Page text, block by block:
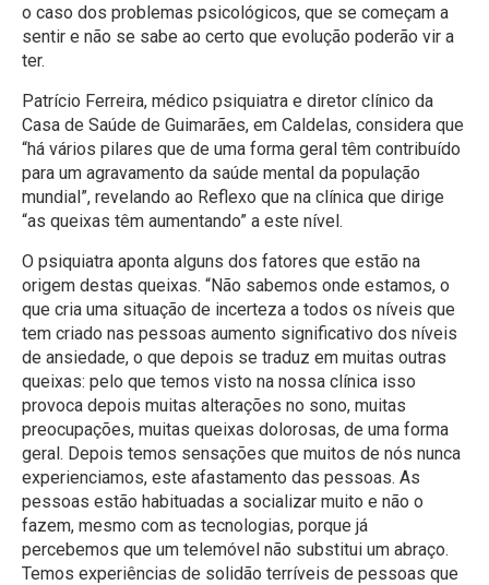
o caso dos problemas psicológicos, que se começam a
sentir e não se sabe ao certo que evolução poderão vir a
ter.
Patrício Ferreira, médico psiquiatra e diretor clínico da
Casa de Saúde de Guimarães, em Caldelas, considera que
“há vários pilares que de uma forma geral têm contribuído
para um agravamento da saúde mental da população
mundial”, revelando ao Reflexo que na clínica que dirige
“as queixas têm aumentando” a este nível.
O psiquiatra aponta alguns dos fatores que estão na
origem destas queixas. “Não sabemos onde estamos, o
que cria uma situação de incerteza a todos os níveis que
tem criado nas pessoas aumento significativo dos níveis
de ansiedade, o que depois se traduz em muitas outras
queixas: pelo que temos visto na nossa clínica isso
provoca depois muitas alterações no sono, muitas
preocupações, muitas queixas dolorosas, de uma forma
geral. Depois temos sensações que muitos de nós nunca
experienciamos, este afastamento das pessoas. As
pessoas estão habituadas a socializar muito e não o
fazem, mesmo com as tecnologias, porque já
percebemos que um telemóvel não substitui um abraço.
Temos experiências de solidão terríveis de pessoas que